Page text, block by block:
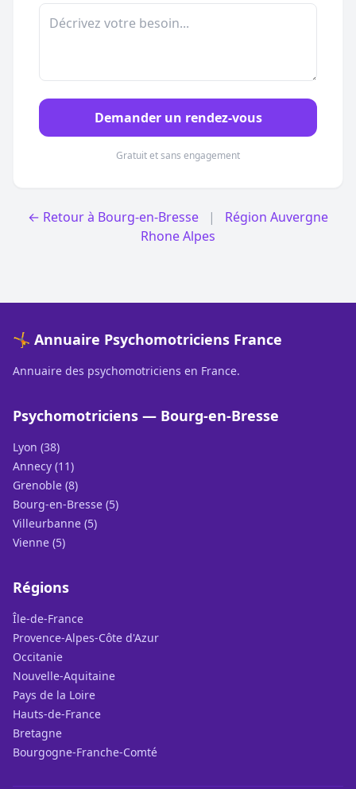
Demander un rendez-vous
Gratuit et sans engagement
← Retour à Bourg-en-Bresse |
Région Auvergne
Rhone Alpes
🤸 Annuaire Psychomotriciens France
Annuaire des psychomotriciens en France.
Psychomotriciens — Bourg-en-Bresse
Lyon (38)
Annecy (11)
Grenoble (8)
Bourg-en-Bresse (5)
Villeurbanne (5)
Vienne (5)
Régions
Île-de-France
Provence-Alpes-Côte d'Azur
Occitanie
Nouvelle-Aquitaine
Pays de la Loire
Hauts-de-France
Bretagne
Bourgogne-Franche-Comté